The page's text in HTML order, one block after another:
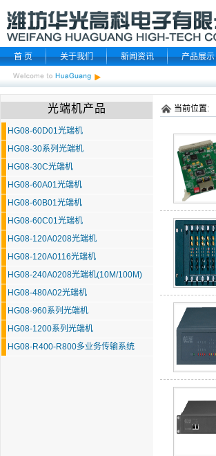
首 页 关于我们 新闻资讯 产品展示
光端机产品
HG08-60D01光端机
HG08-30系列光端机
HG08-30C光端机
HG08-60A01光端机
HG08-60B01光端机
HG08-60C01光端机
HG08-120A0208光端机
HG08-120A0116光端机
HG08-240A0208光端机(10M/100M)
HG08-480A02光端机
HG08-960系列光端机
HG08-1200系列光端机
HG08-R400-R800多业务传输系统
当前位置: